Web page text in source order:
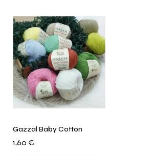
Gazzal Baby Cotton
1,60 €